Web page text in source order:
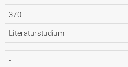
370
Literaturstudium
-